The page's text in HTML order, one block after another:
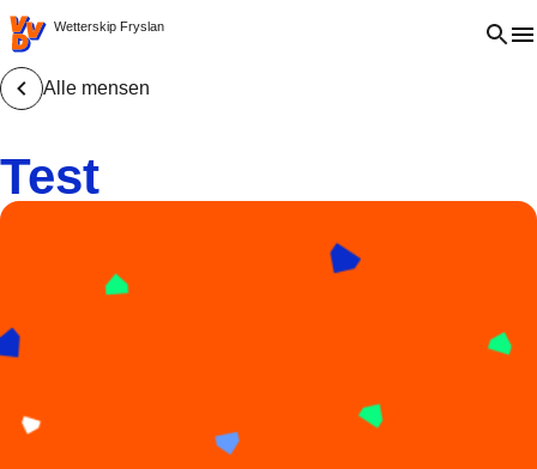
VVD.nl - Ga naar de homepage
Wetterskip Fryslan Open
Alle mensen
Test